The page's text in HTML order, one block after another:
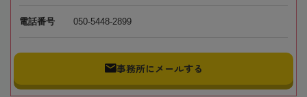
電話番号 050-5448-2899
事務所にメールする